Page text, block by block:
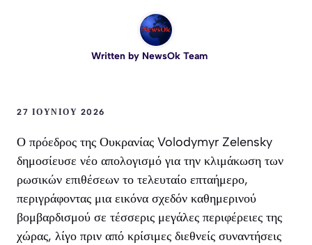
Written by NewsOk Team
27 ΙΟΥΝΊΟΥ 2026
Ο πρόεδρος της Ουκρανίας Volodymyr Zelensky
δημοσίευσε νέο απολογισμό για την κλιμάκωση των
ρωσικών επιθέσεων το τελευταίο επταήμερο,
περιγράφοντας μια εικόνα σχεδόν καθημερινού
βομβαρδισμού σε τέσσερις μεγάλες περιφέρειες της
χώρας, λίγο πριν από κρίσιμες διεθνείς συναντήσεις